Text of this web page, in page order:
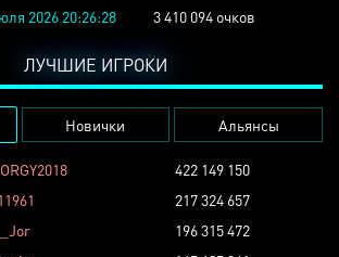
2026 20:26:28 3 410 094 очков
ЛУЧШИЕ ИГРОКИ
Новички Альянсы
422 149 150
217 324 657
196 315 472